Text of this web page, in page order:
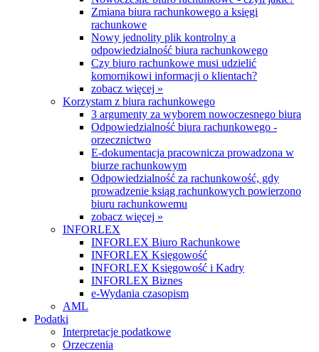
Zmiana biura rachunkowego a księgi
rachunkowe
Nowy jednolity plik kontrolny a
odpowiedzialność biura rachunkowego
Czy biuro rachunkowe musi udzielić
komornikowi informacji o klientach?
zobacz więcej »
Korzystam z biura rachunkowego
3 argumenty za wyborem nowoczesnego biura
Odpowiedzialność biura rachunkowego -
orzecznictwo
E-dokumentacja pracownicza prowadzona w
biurze rachunkowym
Odpowiedzialność za rachunkowość, gdy
prowadzenie ksiąg rachunkowych powierzono
biuru rachunkowemu
zobacz więcej »
INFORLEX
INFORLEX Biuro Rachunkowe
INFORLEX Księgowość
INFORLEX Księgowość i Kadry
INFORLEX Biznes
e-Wydania czasopism
AML
Podatki
Interpretacje podatkowe
Orzeczenia